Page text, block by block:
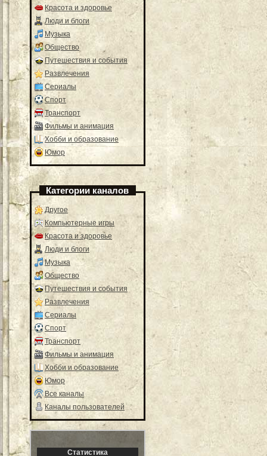
Красота и здоровье
Люди и блоги
Музыка
Общество
Путешествия и события
Развлечения
Сериалы
Спорт
Транспорт
Фильмы и анимация
Хобби и образование
Юмор
Категории каналов
Другое
Компьютерные игры
Красота и здоровье
Люди и блоги
Музыка
Общество
Путешествия и события
Развлечения
Сериалы
Спорт
Транспорт
Фильмы и анимация
Хобби и образование
Юмор
Все каналы
Каналы пользователей
Статистика